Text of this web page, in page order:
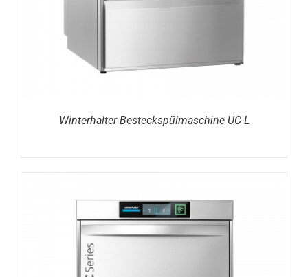
Winterhalter Besteckspülmaschine UC-L